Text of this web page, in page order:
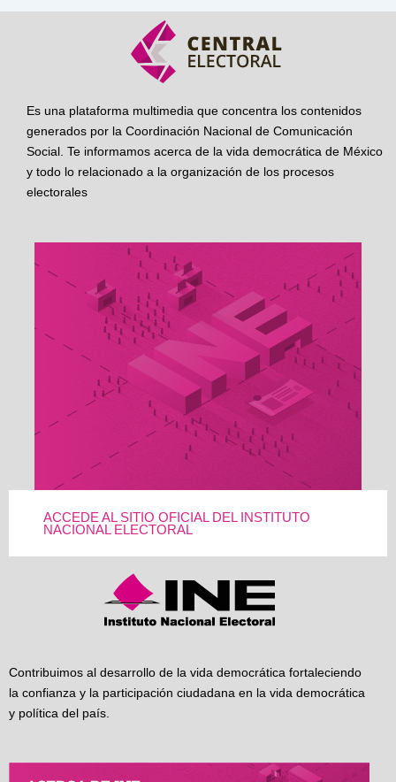
Es una plataforma multimedia que concentra los contenidos
generados por la Coordinación Nacional de Comunicación
Social. Te informamos acerca de la vida democrática de México
y todo lo relacionado a la organización de los procesos
electorales
ACCEDE AL SITIO OFICIAL DEL INSTITUTO
NACIONAL ELECTORAL
Contribuimos al desarrollo de la vida democrática fortaleciendo
la confianza y la participación ciudadana en la vida democrática
y política del país.